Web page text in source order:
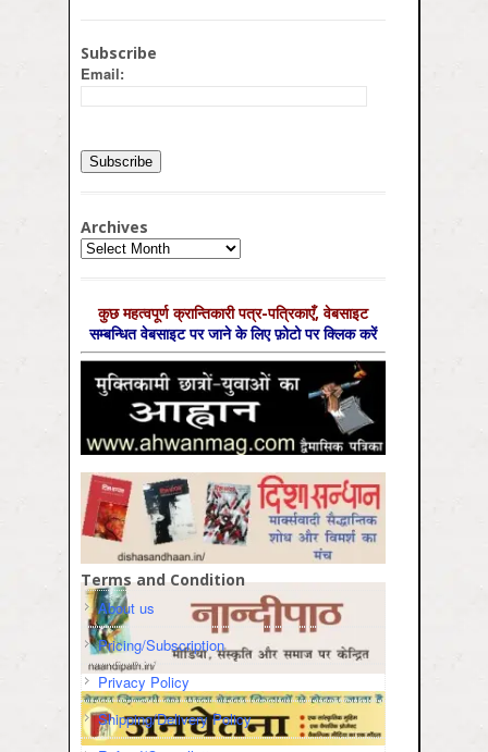
Subscribe
Email:
Archives
Archives
कुछ महत्‍वपूर्ण क्रान्तिकारी पत्र-पत्रिकाएँ, वेबसाइट
सम्‍बन्धित वेबसाइट पर जाने के लिए फ़ोटो पर क्लिक करें
Terms and Condition
About us
Pricing/Subscription
Privacy Policy
Shipping/Delivery Policy